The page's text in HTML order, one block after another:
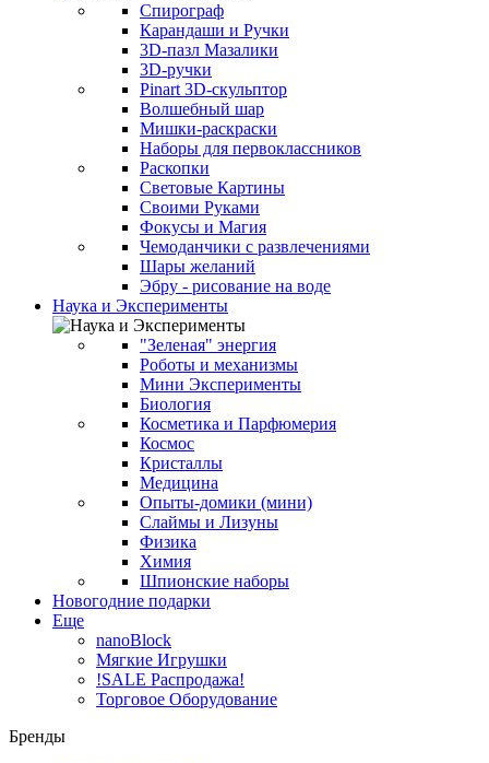
Спирограф
Карандаши и Ручки
3D-пазл Мазалики
3D-ручки
Pinart 3D-скульптор
Волшебный шар
Мишки-раскраски
Наборы для первоклассников
Раскопки
Световые Картины
Своими Руками
Фокусы и Магия
Чемоданчики с развлечениями
Шары желаний
Эбру - рисование на воде
Наука и Эксперименты
"Зеленая" энергия
Роботы и механизмы
Мини Эксперименты
Биология
Косметика и Парфюмерия
Космос
Кристаллы
Медицина
Опыты-домики (мини)
Слаймы и Лизуны
Физика
Химия
Шпионские наборы
Новогодние подарки
Еще
nanoBlock
Мягкие Игрушки
!SALE Распродажа!
Торговое Оборудование
Бренды